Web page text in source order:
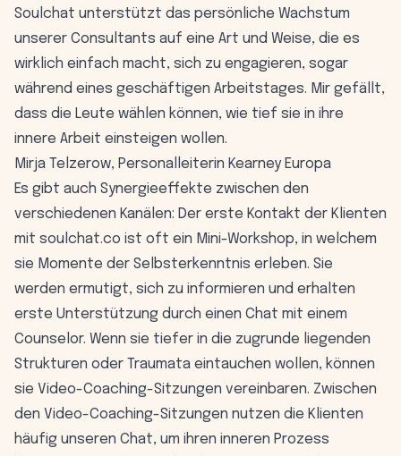
Soulchat unterstützt das persönliche Wachstum
unserer Consultants auf eine Art und Weise, die es
wirklich einfach macht, sich zu engagieren, sogar
während eines geschäftigen Arbeitstages. Mir gefällt,
dass die Leute wählen können, wie tief sie in ihre
innere Arbeit einsteigen wollen.
Mirja Telzerow, Personalleiterin Kearney Europa
Es gibt auch Synergieeffekte zwischen den
verschiedenen Kanälen: Der erste Kontakt der Klienten
mit soulchat.co ist oft ein Mini-Workshop, in welchem
sie Momente der Selbsterkenntnis erleben. Sie
werden ermutigt, sich zu informieren und erhalten
erste Unterstützung durch einen Chat mit einem
Counselor. Wenn sie tiefer in die zugrunde liegenden
Strukturen oder Traumata eintauchen wollen, können
sie Video-Coaching-Sitzungen vereinbaren. Zwischen
den Video-Coaching-Sitzungen nutzen die Klienten
häufig unseren Chat, um ihren inneren Prozess